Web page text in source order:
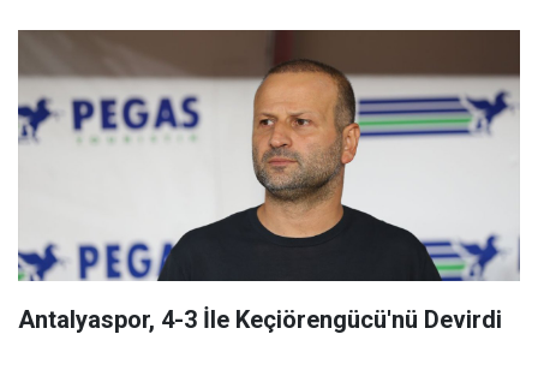
Antalyaspor, 4-3 İle Keçiörengücü'nü Devirdi